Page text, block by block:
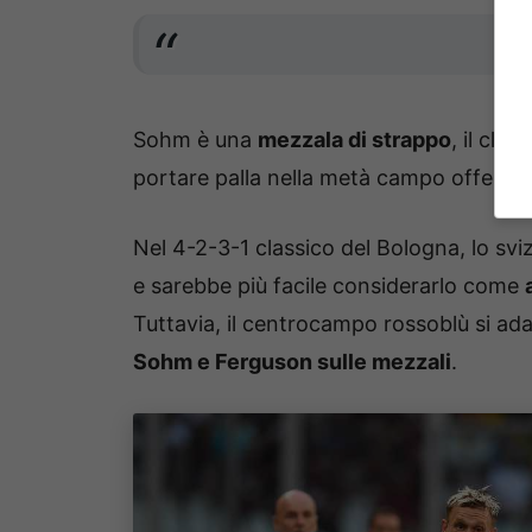
Sohm è una mezzala di strappo, il
portare palla nella metà campo
Nel 4-2-3-1 classico del Bologna, lo
e sarebbe più facile considerarlo come
Tuttavia, il centrocampo rossoblù si
Sohm e Ferguson sulle mezzali.